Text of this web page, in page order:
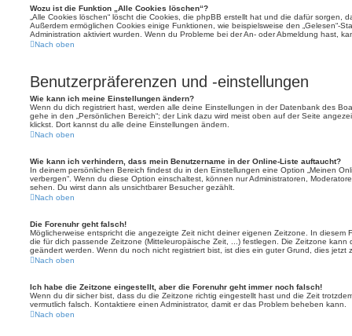
Wozu ist die Funktion „Alle Cookies löschen“?
„Alle Cookies löschen“ löscht die Cookies, die phpBB erstellt hat und die dafür sorgen,
Außerdem ermöglichen Cookies einige Funktionen, wie beispielsweise den „Gelesen“-
Administration aktiviert wurden. Wenn du Probleme bei der An- oder Abmeldung hast,
Nach oben
Benutzerpräferenzen und -einstellungen
Wie kann ich meine Einstellungen ändern?
Wenn du dich registriert hast, werden alle deine Einstellungen in der Datenbank des
gehe in den „Persönlichen Bereich“; der Link dazu wird meist oben auf der Seite
klickst. Dort kannst du alle deine Einstellungen ändern.
Nach oben
Wie kann ich verhindern, dass mein Benutzername in der Online-Liste auftaucht?
In deinem persönlichen Bereich findest du in den Einstellungen eine Option „Meinen
verbergen“. Wenn du diese Option einschaltest, können nur Administratoren,
sehen. Du wirst dann als unsichtbarer Besucher gezählt.
Nach oben
Die Forenuhr geht falsch!
Möglicherweise entspricht die angezeigte Zeit nicht deiner eigenen Zeitzone. In diesem
die für dich passende Zeitzone (Mitteleuropäische Zeit, ...) festlegen. Die Zeitzone kann
geändert werden. Wenn du noch nicht registriert bist, ist dies ein guter Grund, dies jetzt
Nach oben
Ich habe die Zeitzone eingestellt, aber die Forenuhr geht immer noch falsch!
Wenn du dir sicher bist, dass du die Zeitzone richtig eingestellt hast und die Zeit
vermutlich falsch. Kontaktiere einen Administrator, damit er das Problem beheben kann.
Nach oben